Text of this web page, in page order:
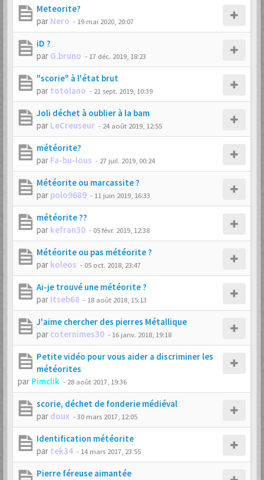
Meteorite?
par Nero - 19 mai 2020, 20:07
iD ?
par G.bruno - 17 déc. 2019, 18:23
"scorie" à l'état brut
par totolano - 21 sept. 2019, 10:39
Joli déchet à oublier à la bam
par LeCreuseur - 24 août 2019, 12:55
météorite?
par Fa-bu-lous - 27 juil. 2019, 00:24
Météorite ou marcassite ?
par polo9689 - 11 juin 2019, 16:33
météorite ??
par kefran30 - 05 févr. 2019, 12:38
Météorite ou pas météorite ?
par koleos - 05 oct. 2018, 23:47
Ai-je trouvé une météorite ?
par Itseb68 - 18 août 2018, 15:13
J'aime chercher des pierres Métallique
par coternimes30 - 16 janv. 2018, 19:18
Petite vidéo pour vous aider a discriminer les
météorites
par Pimclik - 28 août 2017, 19:36
scorie, déchet de fonderie médiéval
par doux -30 mars 2017, 12:05
Identification météorite
par tek34 - 14 mars 2017, 23:55
Pierre féreuse aimantée